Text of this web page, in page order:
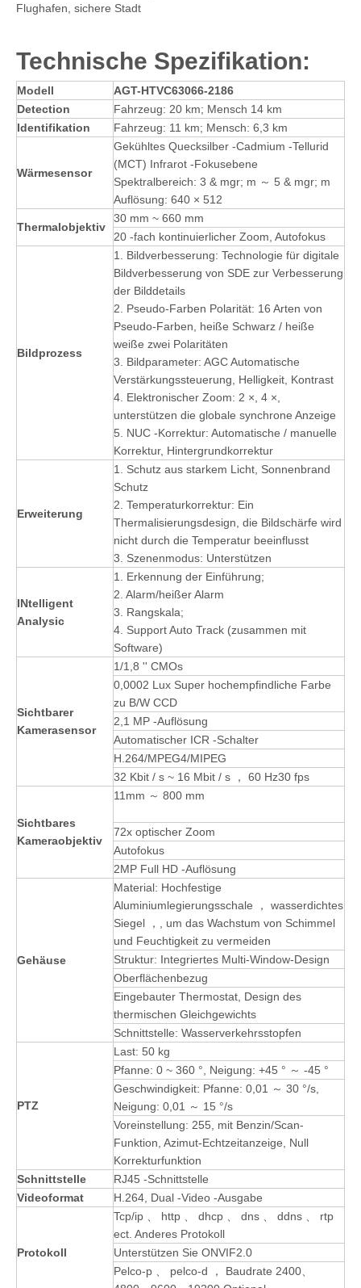
Flughafen, sichere Stadt
Technische Spezifikation:
Modell AGT-HTVC63066-2186
Detection
Fahrzeug: 20 km; Mensch 14 km
Identifikation
Fahrzeug: 11 km; Mensch: 6,3 km
Wärmesensor
Gekühltes Quecksilber -Cadmium -Tellurid
(MCT) Infrarot -Fokusebene
Spektralbereich: 3 & mgr; m ～ 5 & mgr; m
Auflösung: 640 × 512
Thermalobjektiv
30 mm ~ 660 mm
20 -fach kontinuierlicher Zoom, Autofokus
Bildprozess
1. Bildverbesserung: Technologie für digitale
Bildverbesserung von SDE zur Verbesserung
der Bilddetails
2. Pseudo-Farben Polarität: 16 Arten von
Pseudo-Farben, heiße Schwarz / heiße
weiße zwei Polaritäten
3. Bildparameter: AGC Automatische
Verstärkungssteuerung, Helligkeit, Kontrast
4. Elektronischer Zoom: 2 ×, 4 ×,
unterstützen die globale synchrone Anzeige
5. NUC -Korrektur: Automatische / manuelle
Korrektur, Hintergrundkorrektur
Erweiterung
1. Schutz aus starkem Licht, Sonnenbrand
Schutz
2. Temperaturkorrektur: Ein
Thermalisierungsdesign, die Bildschärfe wird
nicht durch die Temperatur beeinflusst
3. Szenenmodus: Unterstützen
INtelligent
Analysic
1. Erkennung der Einführung;
2. Alarm/heißer Alarm
3. Rangskala;
4. Support Auto Track (zusammen mit
Software)
Sichtbarer
Kamerasensor
1/1,8 '' CMOs
0,0002 Lux Super hochempfindliche Farbe
zu B/W CCD
2,1 MP -Auflösung
Automatischer ICR -Schalter
H.264/MPEG4/MIPEG
32 Kbit / s ~ 16 Mbit / s ， 60 Hz30 fps
Sichtbares
Kameraobjektiv
11mm ～ 800 mm
72x optischer Zoom
Autofokus
2MP Full HD -Auflösung
Gehäuse
Material: Hochfestige
Aluminiumlegierungsschale ， wasserdichtes
Siegel ，, um das Wachstum von Schimmel
und Feuchtigkeit zu vermeiden
Struktur: Integriertes Multi-Window-Design
Oberflächenbezug
Eingebauter Thermostat, Design des
thermischen Gleichgewichts
Schnittstelle: Wasserverkehrsstopfen
PTZ
Last: 50 kg
Pfanne: 0 ~ 360 °, Neigung: +45 ° ～ -45 °
Geschwindigkeit: Pfanne: 0,01 ～ 30 °/s,
Neigung: 0,01 ～ 15 °/s
Voreinstellung: 255, mit Benzin/Scan-
Funktion, Azimut-Echtzeitanzeige, Null
Korrekturfunktion
Schnittstelle
RJ45 -Schnittstelle
Videoformat
H.264, Dual -Video -Ausgabe
Protokoll
Tcp/ip 、 http 、 dhcp 、 dns 、 ddns 、 rtp
ect. Anderes Protokoll
Unterstützen Sie ONVIF2.0
Pelco-p 、 pelco-d ， Baudrate 2400、